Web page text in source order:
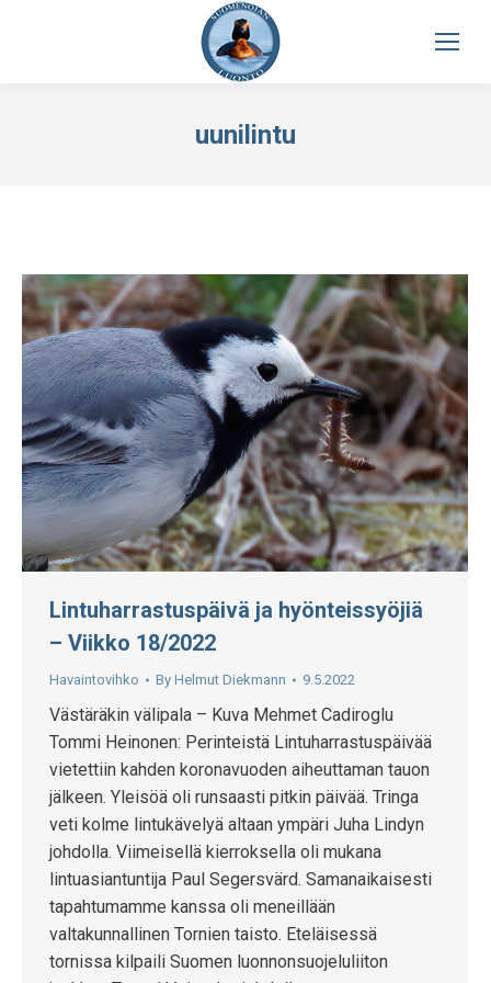
uunilintu
Lintuharrastuspäivä ja hyönteissyöjiä
– Viikko 18/2022
Havaintovihko By Helmut Diekmann 9.5.2022
Västäräkin välipala – Kuva Mehmet Cadiroglu
Tommi Heinonen: Perinteistä Lintuharrastuspäivää
vietettiin kahden koronavuoden aiheuttaman tauon
jälkeen. Yleisöä oli runsaasti pitkin päivää. Tringa
veti kolme lintukävelyä altaan ympäri Juha Lindyn
johdolla. Viimeisellä kierroksella oli mukana
lintuasiantuntija Paul Segersvärd. Samanaikaisesti
tapahtumamme kanssa oli meneillään
valtakunnallinen Tornien taisto. Eteläisessä
tornissa kilpaili Suomen luonnonsuojeluliiton